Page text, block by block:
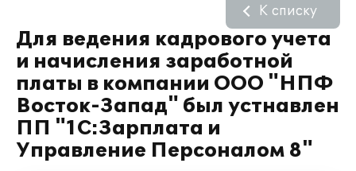
Для ведения кадрового учета
и начисления заработной
платы в компании ООО "НПФ
Восток-Запад" был устнавлен
ПП "1С:Зарплата и
Управление Персоналом 8"
К списку